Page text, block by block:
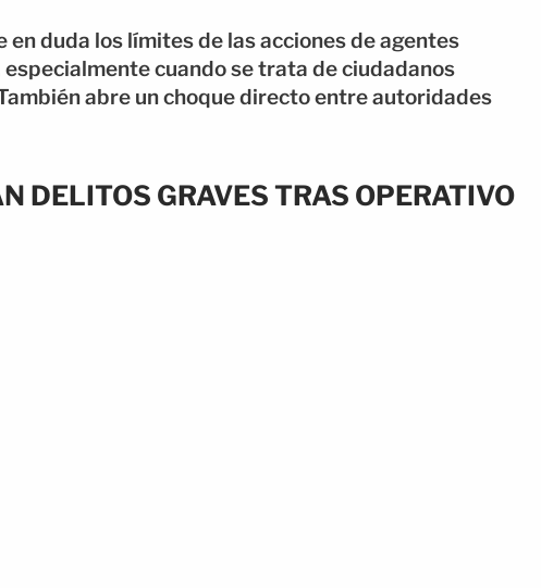
en duda los límites de las acciones de agentes
cuando se trata de ciudadanos
abre un choque directo entre autoridades
DELITOS GRAVES TRAS OPERATIVO